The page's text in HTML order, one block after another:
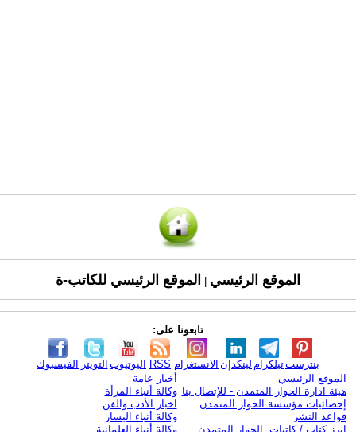
الموقع الرئيسي الموقع الرئيسي للكاتب-ة
تابعونا على:
الفيسبوك التويتر اليوتيوب RSS الانستغرام لينكدإن تيلكرامبنترست
الموقع الرئيسي
هيئة ادارة الحوار المتمدن - للإتصال بنا
إحصائيات مؤسسة الحوار المتمدن
قواعد النشر
ابرز كتاب / كاتبات الحوار المتمدن
أخبار عامة
وكالة أنباء المرأة
اخبار الأدب والفن
وكالة أنباء اليسار
وكالة أنباء العلمانية